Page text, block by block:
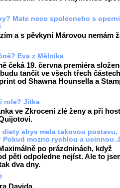
Mate neco spolecneho s operni
a s pěvkyní Márovou nemám
Eva z Mělníka
čeká 19. června premiéra
tančit ve všech třech
od Shawna Hounsella a
role? Jitka
ve Zkrocení zlé ženy a při
abys mela takovou postavu,
Pokud mozno rychlou a
po prázdninách, když
pěti odpoledne nejíst. Ale to
dva dny.